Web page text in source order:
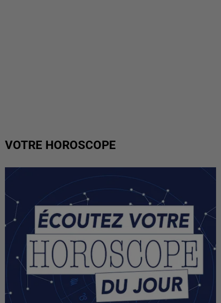
VOTRE HOROSCOPE